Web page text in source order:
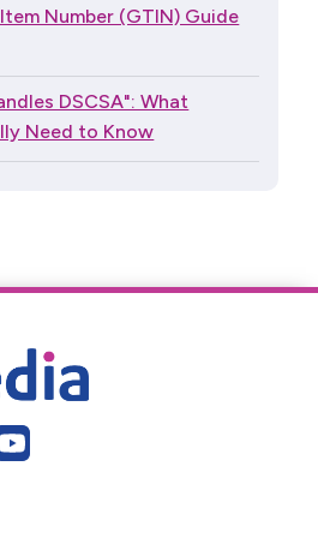
Number (GTIN) Guide
DSCSA": What
Need to Know